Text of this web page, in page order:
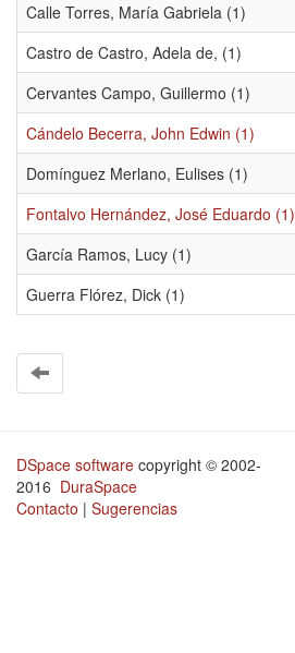
Calle Torres, María Gabriela (1)
Castro de Castro, Adela de, (1)
Cervantes Campo, Guillermo (1)
Cándelo Becerra, John Edwin (1)
Domínguez Merlano, Eulises (1)
Fontalvo Hernández, José Eduardo (1)
García Ramos, Lucy (1)
Guerra Flórez, Dick (1)
DSpace software copyright © 2002-
2016 DuraSpace
Contacto | Sugerencias